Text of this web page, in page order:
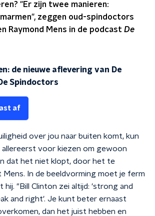
"Er zijn twee manieren:
zeggen oud-spindoctors
Raymond Mens in de podcast De
de nieuwe aflevering van De
Spindoctors
af
over jou naar buiten komt, kun
allereerst voor kiezen om gewoon
dat het niet klopt, door het te
In de beeldvorming moet je ferm
hij. "Bill Clinton zei altijd: 'strong and
and right'. Je kunt beter ernaast
dan het juist hebben en